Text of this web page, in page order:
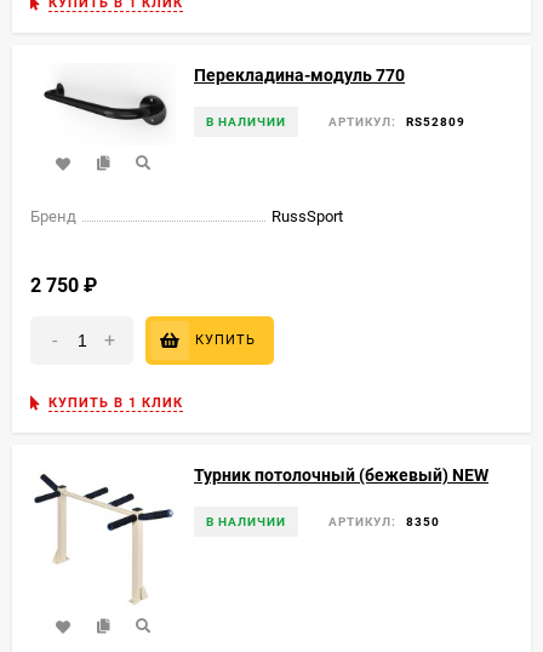
КУПИТЬ В 1 КЛИК
Перекладина-модуль 770
В НАЛИЧИИ АРТИКУЛ: RS52809
Бренд RussSport
2 750
- + КУПИТЬ
КУПИТЬ В 1 КЛИК
Турник потолочный (бежевый) NEW
В НАЛИЧИИ АРТИКУЛ: 8350